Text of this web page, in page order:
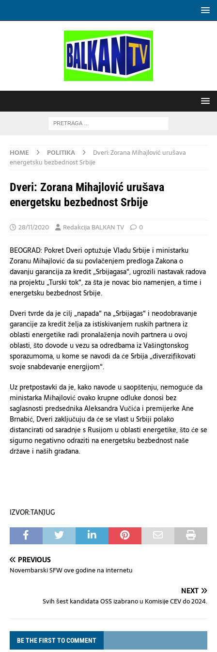
HOME POLITIKA
Dveri: Zorana Mihajlović urušava
energetsku bezbednost Srbije
Dveri: Zorana Mihajlović urušava
energetsku bezbednost Srbije
28/11/2020 Redakcija BALKAN TV 0
BEOGRAD: Pokret Dveri optužuje Vladu Srbije i ministarku
Zoranu Mihajlović da su povlačenjem predloga Zakona o
davanju garancija za kredit „Srbijagasa“, ugrozili nastavak radova
na projektu „Turski tok“, za šta je novac bio namenjen, a time i
energetsku bezbednost Srbije.
Dveri tvrde da je cilj „napada“ na „Srbijagas“ i neodobravanje
garancije za kredit želja za istiskivanjem ruskih partnera iz
oblasti energetike radi pronalaženja novih partnera u ovoj
oblasti, što dovode u vezu sa odredbama iz Vašingtonskog
sporazumoma, u kome se navodi da će Srbija „diverzifikovati
svoje snabdevanje energijom“.
Uz pretpostavki da je, kako navode u saopštenju, nemoguće da
ministarka Mihajlović ovako krupne odluke donosi bez
saglasnosti predsednika Aleksandra Vučića i premijerke Ane
Brnabić, Dveri zaključuju da će se vlast u Srbiji polako
distancirati od saradnje s Rusijom u oblasti energetike, što će se
sigurno negativno odraziti na energetsku bezbednost naše
države i naših građana.
IZVOR:TANJUG
PREVIOUS
Novembarski SFW ove godine na internetu
NEXT
Svih šest kandidata OSS izabrano u Komisije CEV do 2024.
BE THE FIRST TO COMMENT